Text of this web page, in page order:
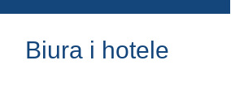
Biura i hotele